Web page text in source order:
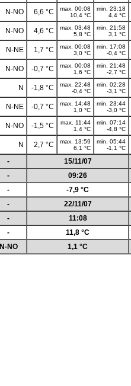
N-NO 6,6 °C
max. 00:08
10,4 °C
min. 23:18
4,4 °C
N-NO 4,6 °C
max. 03:48
5,8 °C
min. 21:58
3,1 °C
N-NE 1,7 °C
max. 00:08
3,0 °C
min. 17:08
-0,4 °C
N-NO -0,7 °C
max. 00:08
1,6 °C
min. 21:48
-2,7 °C
N -1,8 °C
max. 22:48
-0,4 °C
min. 02:28
-3,1 °C
N-NE -0,7 °C
max. 14:48
1,0 °C
min. 23:44
-3,0 °C
N-NO -1,5 °C
max. 11:44
1,4 °C
min. 07:14
-4,8 °C
N 2,7 °C
max. 13:59
6,1 °C
min. 05:44
-1,1 °C
- 15/11/07
- 09:26
- -7,9 °C
- 22/11/07
- 11:08
- 11,8 °C
N-NO 1,1 °C